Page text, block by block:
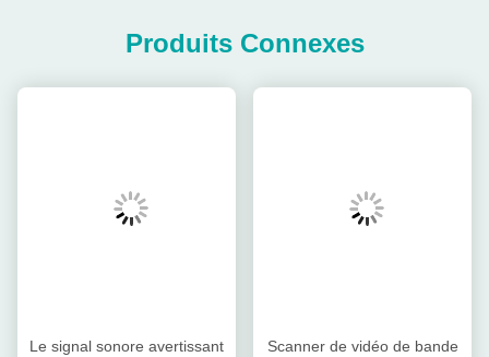
Produits Connexes
Le signal sonore avertissant
Scanner de vidéo de bande